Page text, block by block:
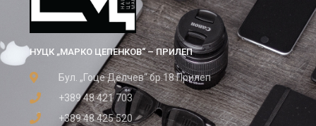
НУЦК „МАРКО ЦЕПЕНКОВ“ – ПРИЛЕП
Бул. „Гоце Делчев“ бр.18 Прилеп
+389 48 421 703
+389 48 425 520